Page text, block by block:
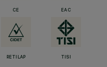
CE EAC
RETILAP TISI